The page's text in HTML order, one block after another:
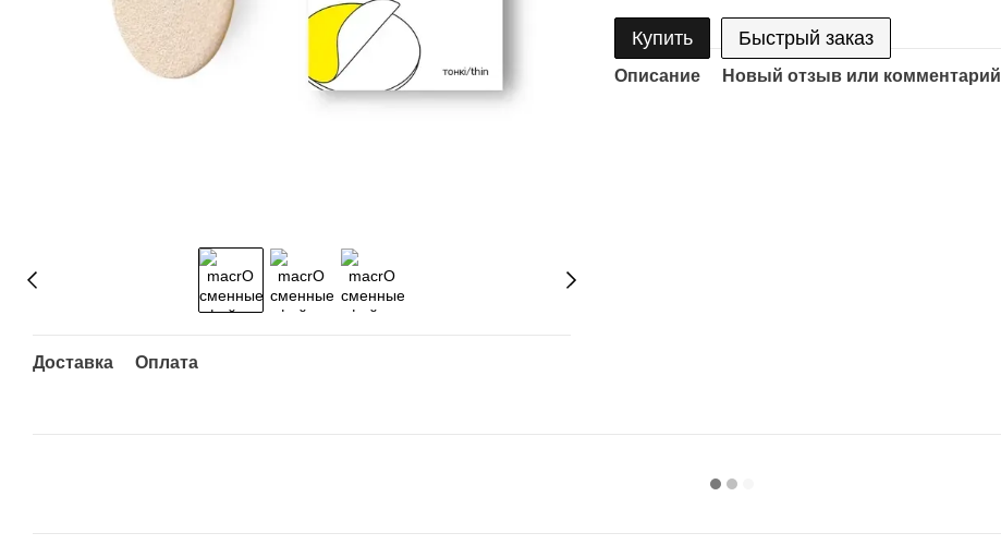
Доставка Оплата
Купить Быстрый заказ
Описание Новый отзыв или комментарий